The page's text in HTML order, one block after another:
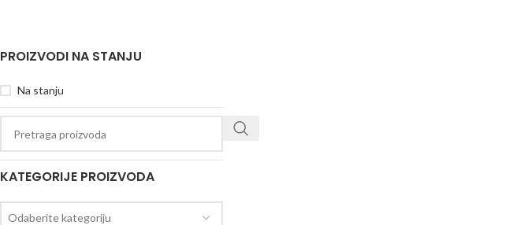
PROIZVODI NA STANJU
Na stanju
KATEGORIJE PROIZVODA
Odaberite kategoriju